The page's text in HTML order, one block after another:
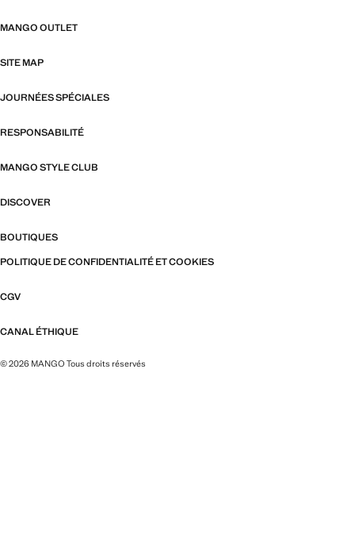
MANGO OUTLET
SITE MAP
JOURNÉES SPÉCIALES
RESPONSABILITÉ
MANGO STYLE CLUB
DISCOVER
BOUTIQUES
POLITIQUE DE CONFIDENTIALITÉ ET COOKIES
CGV
CANAL ÉTHIQUE
© 2026 MANGO Tous droits réservés